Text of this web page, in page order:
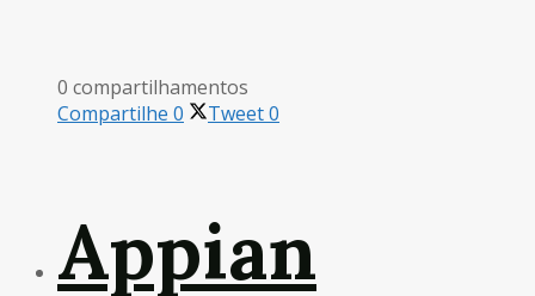
0 compartilhamentos
Compartilhe 0 Tweet0
Appian